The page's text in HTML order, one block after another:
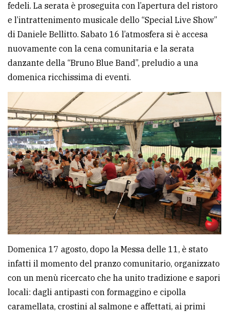
fedeli. La serata è proseguita con l’apertura del ristoro
e l’intrattenimento musicale dello “Special Live Show”
di Daniele Bellitto. Sabato 16 l’atmosfera si è accesa
nuovamente con la cena comunitaria e la serata
danzante della “Bruno Blue Band”, preludio a una
domenica ricchissima di eventi.
Domenica 17 agosto, dopo la Messa delle 11, è stato
infatti il momento del pranzo comunitario, organizzato
con un menù ricercato che ha unito tradizione e sapori
locali: dagli antipasti con formaggino e cipolla
caramellata, crostini al salmone e affettati, ai primi